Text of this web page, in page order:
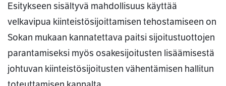
Esitykseen sisältyvä mahdollisuus käyttää
velkavipua kiinteistösijoittamisen tehostamiseen on
Sokan mukaan kannatettava paitsi sijoitustuottojen
parantamiseksi myös osakesijoitusten lisäämisestä
johtuvan kiinteistösijoitusten vähentämisen hallitun